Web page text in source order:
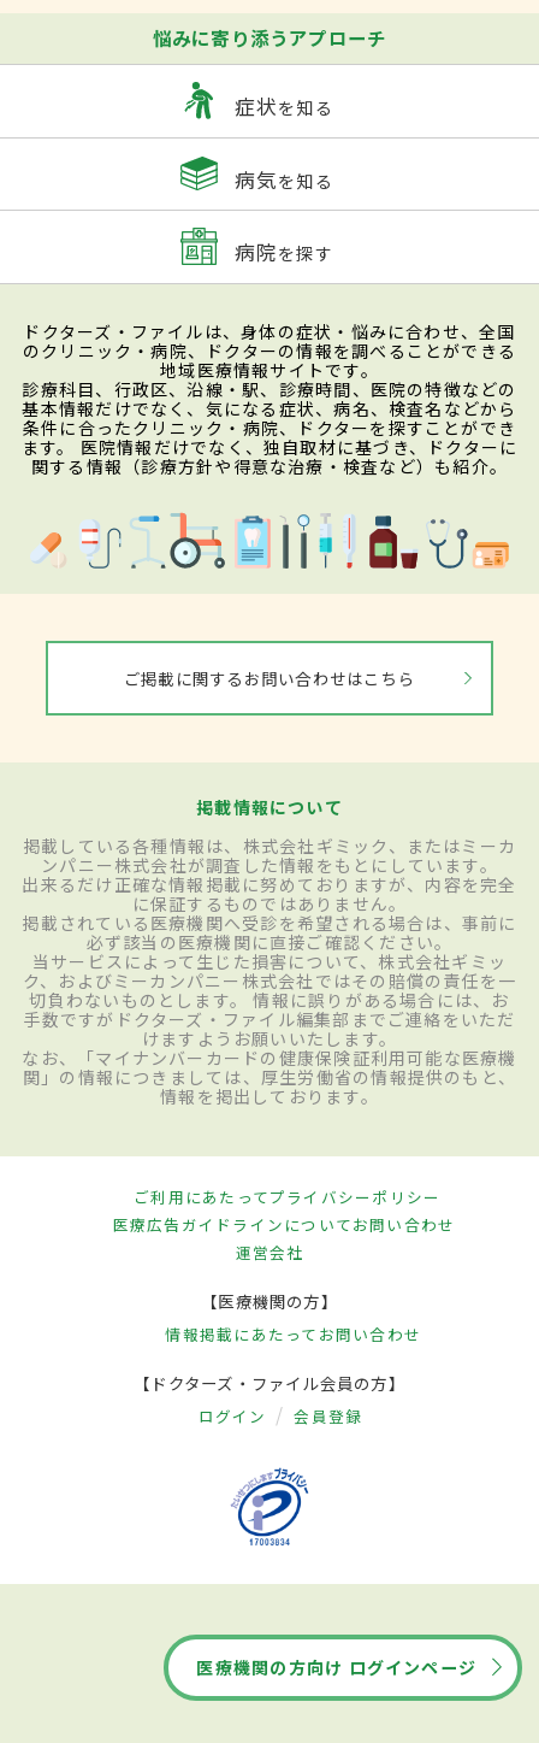
悩みに寄り添うアプローチ
症状を知る
病気を知る
病院を探す
ドクターズ・ファイルは、身体の症状・悩みに合わせ、全国
のクリニック・病院、ドクターの情報を調べることができる
地域医療情報サイトです。
診療科目、行政区、沿線・駅、診療時間、医院の特徴などの
基本情報だけでなく、気になる症状、病名、検査名などから
条件に合ったクリニック・病院、ドクターを探すことができ
ます。 医院情報だけでなく、独自取材に基づき、ドクターに
関する情報（診療方針や得意な治療・検査など）も紹介。
ご掲載に関するお問い合わせはこちら
掲載情報について
掲載している各種情報は、株式会社ギミック、またはミーカ
ンパニー株式会社が調査した情報をもとにしています。
出来るだけ正確な情報掲載に努めておりますが、内容を完全
に保証するものではありません。
掲載されている医療機関へ受診を希望される場合は、事前に
必ず該当の医療機関に直接ご確認ください。
当サービスによって生じた損害について、株式会社ギミッ
ク、およびミーカンパニー株式会社ではその賠償の責任を一
切負わないものとします。 情報に誤りがある場合には、お
手数ですがドクターズ・ファイル編集部までご連絡をいただ
けますようお願いいたします。
なお、「マイナンバーカードの健康保険証利用可能な医療機
関」の情報につきましては、厚生労働省の情報提供のもと、
情報を掲出しております。
ご利用にあたってプライバシーポリシー
医療広告ガイドラインについてお問い合わせ
運営会社
【医療機関の方】
情報掲載にあたって お問い合わせ
【ドクターズ・ファイル会員の方】
ログイン 会員登録
医療機関の方向け ログインページ